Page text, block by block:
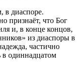
в диаспоре.
признаёт, что Бог
и, в конце концов,
из диаспоры в
частично
в одиннадцатом